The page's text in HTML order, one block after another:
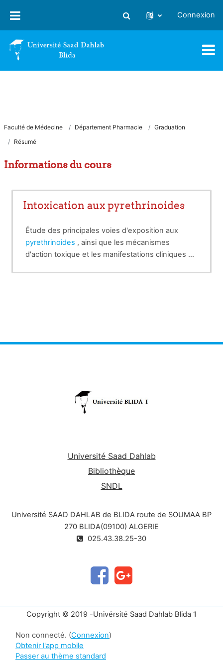
Activer/désactiver la saisie
Connexion
Faculté de Médecine Département Pharmacie
Graduation
Résumé
Informations du cours
Intoxication aux pyrethrinoides
Étude des principales voies d'exposition aux
pyrethrinoides , ainsi que les mécanismes
d'action toxique et les manifestations cliniques de
Université Saad Dahlab
Bibliothèque
SNDL
Université SAAD DAHLAB de BLIDA route de SOUMAA BP
270 BLIDA(09100) ALGERIE
025.43.38.25-30
Copyright © 2019 -Univérsité Saad Dahlab Blida 1
Non connecté. (Connexion)
Obtenir l'app mobile
Passer au thème standard